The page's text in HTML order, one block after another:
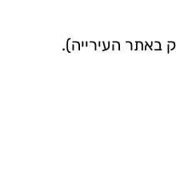
באתר העירייה).